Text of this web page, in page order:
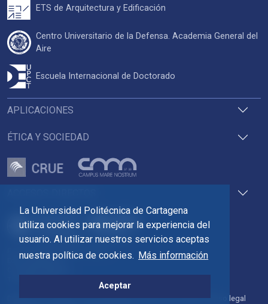
La Universidad Politécnica de Cartagena
utiliza cookies para mejorar la experiencia del
usuario. Al utilizar nuestros servicios aceptas
nuestra política de cookies. Más información
Aceptar
Pza. del Cronista Isidoro Valverde
Edif. La Milagrosa
Directorio Contacto Accesibilidad Política de Cookies Aviso legal
APLICACIONES
ÉTICA Y SOCIEDAD
ETS de Arquitectura y Edificación
Centro Universitario de la Defensa. Academia General del
Aire
Escuela Internacional de Doctorado